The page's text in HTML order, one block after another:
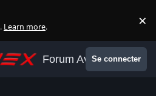
Learn more. ×
Forum AvexSe connecter